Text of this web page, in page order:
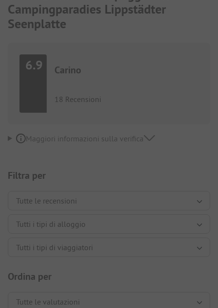
Campingparadies Lippstädter
Seenplatte
6.9 Carino
18 Recensioni
Maggiori informazioni sulla verifica
Filtra per
Ordina per